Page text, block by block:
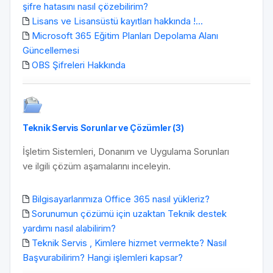
şifre hatasını nasıl çözebilirim?
Lisans ve Lisansüstü kayıtları hakkında !...
Microsoft 365 Eğitim Planları Depolama Alanı
Güncellemesi
OBS Şifreleri Hakkında
Teknik Servis Sorunlar ve Çözümler (3)
İşletim Sistemleri, Donanım ve Uygulama Sorunları
ve ilgili çözüm aşamalarını inceleyin.
Bilgisayarlarımıza Office 365 nasıl yükleriz?
Sorunumun çözümü için uzaktan Teknik destek
yardımı nasıl alabilirim?
Teknik Servis , Kimlere hizmet vermekte? Nasıl
Başvurabilirim? Hangi işlemleri kapsar?